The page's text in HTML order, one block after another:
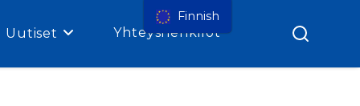
Uutiset Yhteyshenkilöt
Finnish